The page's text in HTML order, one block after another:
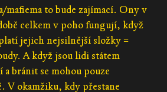
mafiema to bude zajímací. Ony v
celkem v poho fungují, když
jejich nejsilnější složky =
A když jsou lidi státem
a bránit se mohou pouze
V okamžiku, kdy přestane